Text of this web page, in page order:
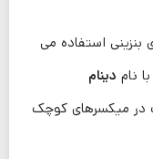
بنزینی استفاده می
نام دینام
در میکسرهای کوچک